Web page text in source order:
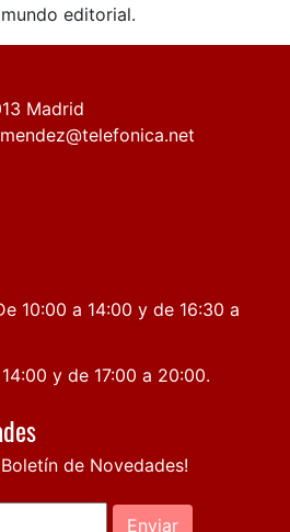
editorial.
Madrid
10:00 a 14:00 y de 16:30 a
y de 17:00 a 20:00.
de Novedades!
Enviar